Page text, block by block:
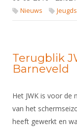
Nieuws
Terugblik
Barneveld
Het JWK is voor
van het
heeft gewerkt en